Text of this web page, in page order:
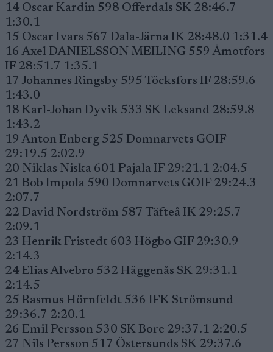
14 Oscar Kardin 598 Offerdals SK 28:46.7
1:30.1
15 Oscar Ivars 567 Dala-Järna IK 28:48.0 1:31.4
16 Axel DANIELSSON MEILING 559 Åmotfors
IF 28:51.7 1:35.1
17 Johannes Ringsby 595 Töcksfors IF 28:59.6
1:43.0
18 Karl-Johan Dyvik 533 SK Leksand 28:59.8
1:43.2
19 Anton Enberg 525 Domnarvets GOIF
29:19.5 2:02.9
20 Niklas Niska 601 Pajala IF 29:21.1 2:04.5
21 Bob Impola 590 Domnarvets GOIF 29:24.3
2:07.7
22 David Nordström 587 Täfteå IK 29:25.7
2:09.1
23 Henrik Fristedt 603 Högbo GIF 29:30.9
2:14.3
24 Elias Alvebro 532 Häggenås SK 29:31.1
2:14.5
25 Rasmus Hörnfeldt 536 IFK Strömsund
29:36.7 2:20.1
26 Emil Persson 530 SK Bore 29:37.1 2:20.5
27 Nils Persson 517 Östersunds SK 29:37.6